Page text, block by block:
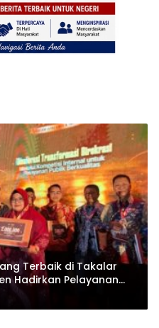
Terbaik di Takalar
Hadirkan Pelayanan